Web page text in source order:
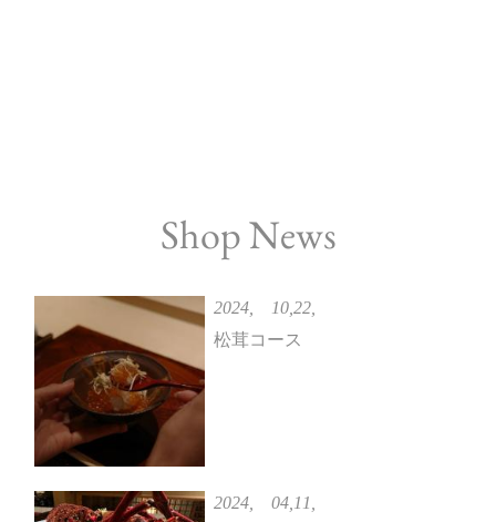
Shop News
2024, 10,22,
松茸コース
2024, 04,11,